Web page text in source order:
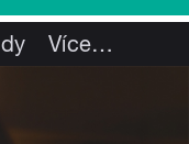
Více…